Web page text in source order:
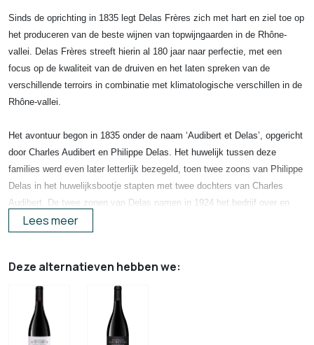
Sinds de oprichting in 1835 legt Delas Frères zich met hart en ziel toe op
het produceren van de beste wijnen van topwijngaarden in de Rhône-
vallei. Delas Frères streeft hierin al 180 jaar naar perfectie, met een
focus op de kwaliteit van de druiven en het laten spreken van de
verschillende terroirs in combinatie met klimatologische verschillen in de
Rhône-vallei.
Het avontuur begon in 1835 onder de naam ‘Audibert et Delas’, opgericht
door Charles Audibert en Philippe Delas. Het huwelijk tussen deze
families werd even later letterlijk bezegeld, toen twee zoons van Philippe
Delas in het huwelijksbootje stapten met twee dochters van Charles
Audibert. De twee zonen van Delas namen in 1924 het bedrijf over en
veranderden de naam in ‘Delas Frères’.
van de Hermitageheuvel. Nadat de gebroeders Delas het bedrijf
overnamen bleven de inspanningen van de Frères echter niet beperkt tot
deze appellatie. Zo werden er onder andere wijngaarden aangeschaft in
Châteauneuf-du-Pape, de bekendste appellatie in de Zuidelijke Rhône-
vallei. Het familiebedrijf groeide onder leiding van de Frères uit tot één
Lees meer
Deze alternatieven hebben we: